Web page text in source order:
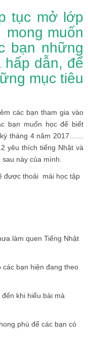
tục mở lớp
muốn
bạn những
hấp dẫn, để
mục tiêu
các bạn tham gia vào
bạn muốn học để biết
tháng 4 năm 2017……
yêu thích tiếng Nhật và
này của mình.
được thoải mái học tập
làm quen Tiếng Nhật
bạn hiện đang theo
khi hiểu bài mà
phú để các bạn có